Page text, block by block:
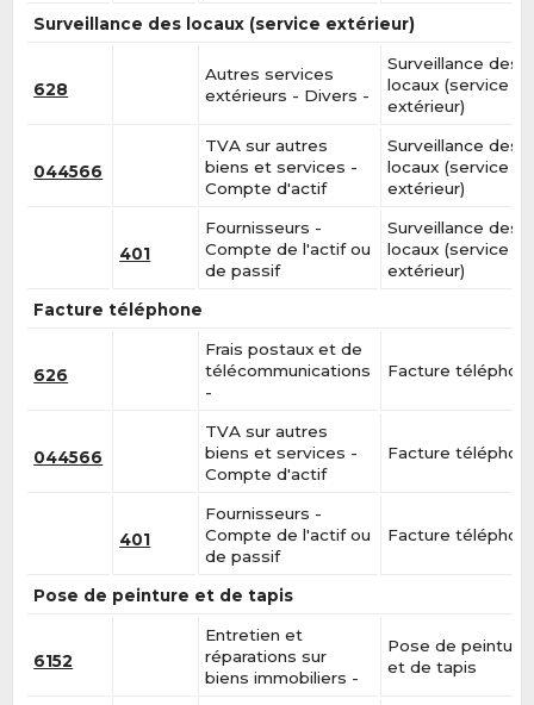
Surveillance des locaux (service extérieur)
628
Autres services
extérieurs - Divers -
Surveillance des
locaux (service
extérieur)
044566
TVA sur autres
biens et services -
Compte d'actif
Surveillance des
locaux (service
extérieur)
401
Fournisseurs -
Compte de l'actif ou
de passif
Surveillance des
locaux (service
extérieur)
Facture téléphone
626
Frais postaux et de
télécommunications
-
Facture
044566
TVA sur autres
biens et services -
Compte d'actif
Facture
401
Fournisseurs -
Compte de l'actif ou
de passif
Facture
Pose de peinture et de tapis
6152
Entretien et
réparations sur
biens immobiliers -
Pose de peinture
et de tapis